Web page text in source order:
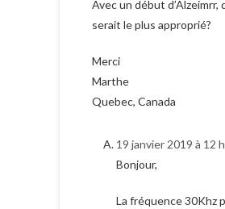
Avec un début d’Alzeimrr,
serait le plus approprié?
Merci
Marthe
Quebec, Canada
19 janvier 2019 à 12
Bonjour,
La fréquence 30Khz